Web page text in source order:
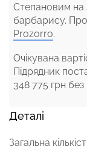
Степановим на
барбарису. Про
Prozorro.
Очікувана
Підрядник
348 775 грн
Деталі
Загальна